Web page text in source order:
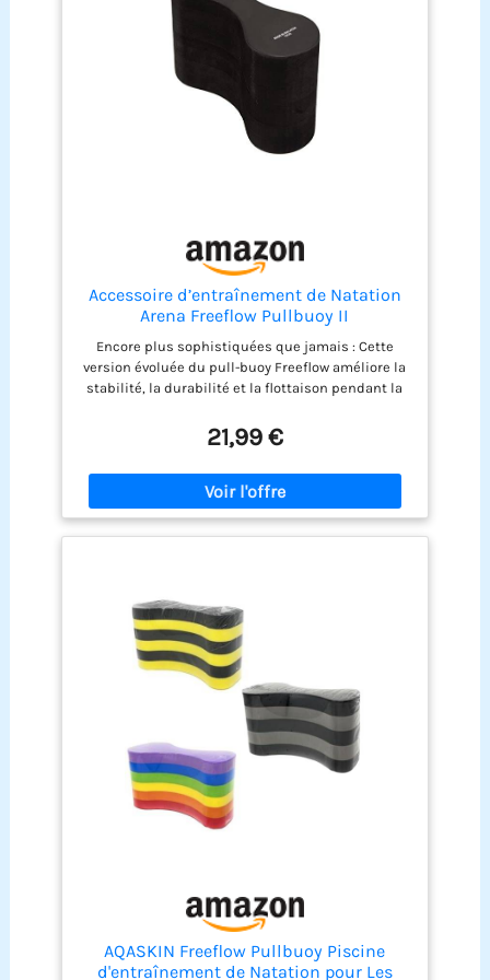
Accessoire d’entraînement de Natation
Arena Freeflow Pullbuoy II
Encore plus sophistiquées que jamais : Cette
version évoluée du pull-buoy Freeflow améliore la
stabilité, la durabilité et la flottaison pendant la
musculaire, l’endurance ou la technique de
brasse. Sa forme ergonomique améliore la
position hydrodynamique et n’occasionne pas de
perte de vitesse. Matériau confortable, doux et
sans PVC Article idéal pour les nageurs
compétiteurs et les nageurs de fitness 100 %
21,99 €
AQASKIN Freeflow Pullbuoy Piscine
d'entraînement de Natation pour Les